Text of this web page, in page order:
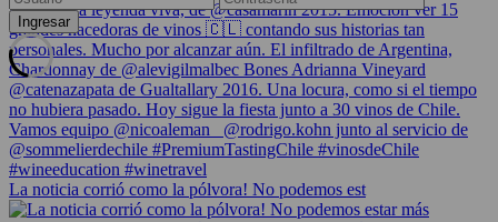
La noticia corrió como la pólvora! No podemos est